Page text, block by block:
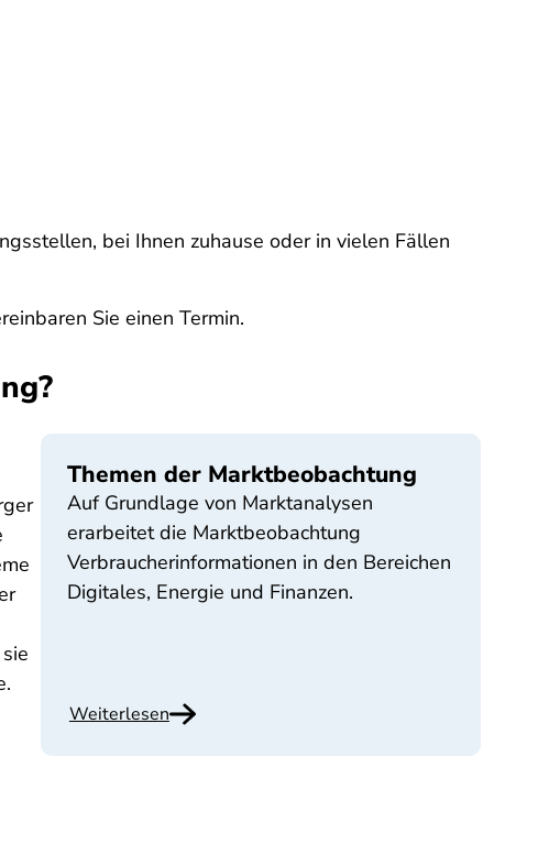
bei Ihnen zuhause oder in vielen Fällen
Sie einen Termin.
Themen der Marktbeobachtung
Auf Grundlage von Marktanalysen
erarbeitet die Marktbeobachtung
Verbraucherinformationen in den Bereichen
Digitales, Energie und Finanzen.
Weiterlesen